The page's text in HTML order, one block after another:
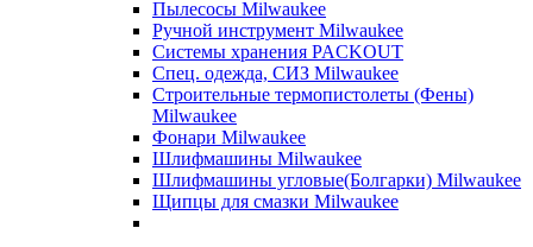
Пылесосы Milwaukee
Ручной инструмент Milwaukee
Системы хранения PACKOUT
Спец. одежда, СИЗ Milwaukee
Строительные термопистолеты (Фены)
Milwaukee
Фонари Milwaukee
Шлифмашины Milwaukee
Шлифмашины угловые(Болгарки) Milwaukee
Щипцы для смазки Milwaukee